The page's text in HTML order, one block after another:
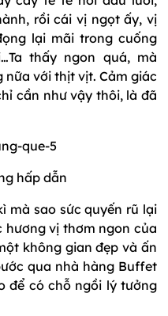
rồi cái vị ngọt ấy, vị
lại mãi trong cuống
thấy ngon quá, mà
với thịt vịt. Cảm giác
cần như vậy thôi, là đã
hấp dẫn
mà sao sức quyến rũ lại
hương vị thơm ngon của
không gian đẹp và ấn
qua nhà hàng Buffet
để có chỗ ngồi lý tưởng